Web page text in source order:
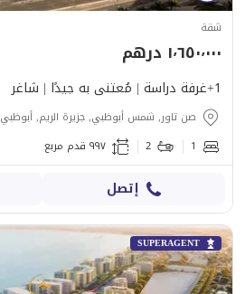
شقة
١٬٦٥٠٬٠٠٠ درهم
1+غرفة دراسة | مُعتنى به جيدًا | شاغر
صن تاور, شمس أبوظبي, جزيرة الريم, أبوظبي
1
2 ٩٩٧ قدم مربع
إتصل
SUPERAGENT